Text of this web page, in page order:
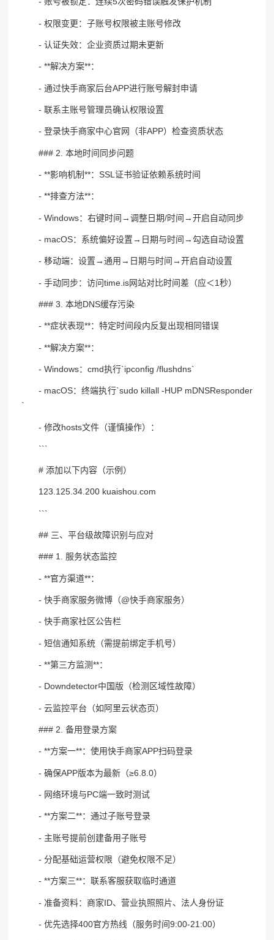
- 权限变更：子账号权限被主账号修改
- 认证失效：企业资质过期未更新
- **解决方案**：
- 通过快手商家后台APP进行账号解封申请
- 联系主账号管理员确认权限设置
- 登录快手商家中心官网（非APP）检查资质状态
### 2. 本地时间同步问题
- **影响机制**：SSL证书验证依赖系统时间
- **排查方法**：
- Windows：右键时间→调整日期/时间→开启自动同步
- macOS：系统偏好设置→日期与时间→勾选自动设置
- 移动端：设置→通用→日期与时间→开启自动设置
- 手动同步：访问time.is网站对比时间差（应＜1秒）
### 3. 本地DNS缓存污染
- **症状表现**：特定时间段内反复出现相同错误
- **解决方案**：
- Windows：cmd执行`ipconfig /flushdns`
- macOS：终端执行`sudo killall -HUP mDNSResponder
`
- 修改hosts文件（谨慎操作）：
```
# 添加以下内容（示例）
123.125.34.200 kuaishou.com
```
## 三、平台级故障识别与应对
### 1. 服务状态监控
- **官方渠道**：
- 快手商家服务微博（@快手商家服务）
- 快手商家社区公告栏
- 短信通知系统（需提前绑定手机号）
- **第三方监测**：
- Downdetector中国版（检测区域性故障）
- 云监控平台（如阿里云状态页）
### 2. 备用登录方案
- **方案一**：使用快手商家APP扫码登录
- 确保APP版本为最新（≥6.8.0）
- 网络环境与PC端一致时测试
- **方案二**：通过子账号登录
- 主账号提前创建备用子账号
- 分配基础运营权限（避免权限不足）
- **方案三**：联系客服获取临时通道
- 准备资料：商家ID、营业执照照片、法人身份证
- 优先选择400官方热线（服务时间9:00-21:00）